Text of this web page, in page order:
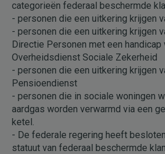
categorieën federaal beschermde
- personen die een uitkering krijgen
- personen die een uitkering krijgen
Directie Personen met een handicap
Overheidsdienst Sociale Zekerheid
- personen die een uitkering krijgen
Pensioendienst
- personen die in sociale woningen
aardgas worden verwarmd via een
ketel.
- De federale regering heeft
statuut van federaal beschermde